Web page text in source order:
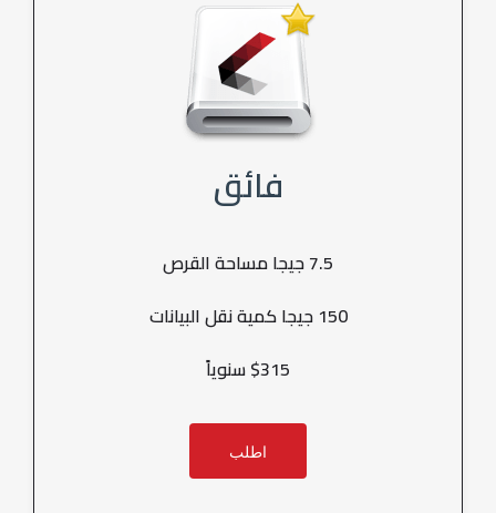
فائق
7.5 جيجا مساحة القرص
150 جيجا كمية نقل البيانات
$315 سنوياً
اطلب